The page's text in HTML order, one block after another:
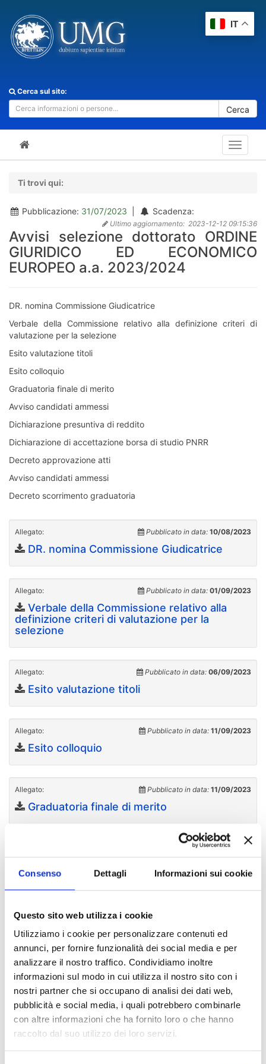
Consenso Dettagli Informazioni sui cookie
Questo sito web utilizza i cookie
Utilizziamo i cookie per personalizzare contenuti ed
annunci, per fornire funzionalità dei social media e per
analizzare il nostro traffico. Condividiamo inoltre
informazioni sul modo in cui utilizza il nostro sito con i
nostri partner che si occupano di analisi dei dati web,
pubblicità e social media, i quali potrebbero combinarle
con altre informazioni che ha fornito loro o che hanno
raccolto dal suo utilizzo dei loro servizi.
Cerca sul sito:
Cerca
Toggle
Ti trovi qui:
Pubblicazione: 31/07/2023 Scadenza:
Ultimo aggiornamento: 2023-12-12 09:15:36
Avvisi selezione dottorato ORDINE
GIURIDICO ED ECONOMICO
EUROPEO a.a. 2023/2024
DR. nomina Commissione Giudicatrice
Verbale della Commissione relativo alla definizione criteri di
valutazione per la selezione
Esito valutazione titoli
Esito colloquio
Graduatoria finale di merito
Avviso candidati ammessi
Dichiarazione presuntiva di reddito
Dichiarazione di accettazione borsa di studio PNRR
Decreto approvazione atti
Avviso candidati ammessi
Decreto scorrimento graduatoria
Allegato: Pubblicato in data: 10/08/2023
DR. nomina Commissione Giudicatrice
Allegato: Pubblicato in data: 01/09/2023
Verbale della Commissione relativo alla
definizione criteri di valutazione per la
selezione
Allegato: Pubblicato in data: 06/09/2023
Esito valutazione titoli
Allegato: Pubblicato in data: 11/09/2023
Esito colloquio
Allegato: Pubblicato in data: 11/09/2023
Graduatoria finale di merito
Pubblicato in data: 20/09/2023
Allegato: Pubblicato in data: 20/09/2023
Dichiarazione di accettazione borsa di
studio PNRR
Allegato: Pubblicato in data:
Decreto approvazione atti
IT